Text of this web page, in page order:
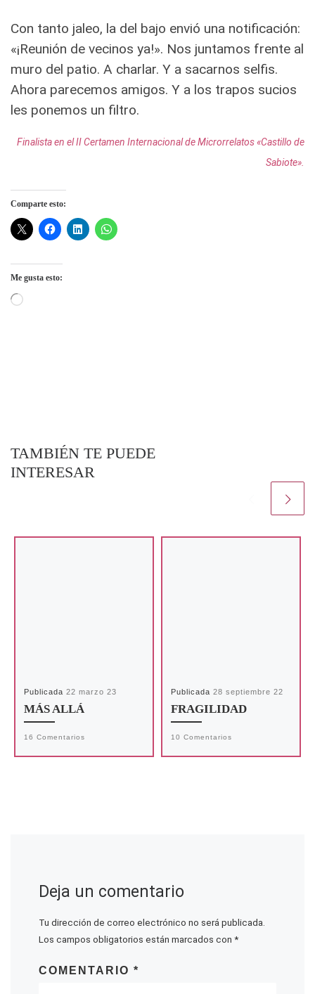
Con tanto jaleo, la del bajo envió una notificación:
«¡Reunión de vecinos ya!». Nos juntamos frente al
muro del patio. A charlar. Y a sacarnos selfis.
Ahora parecemos amigos. Y a los trapos sucios
les ponemos un filtro.
Finalista en el II Certamen Internacional de Microrrelatos «Castillo de
Sabiote».
Comparte esto:
Me gusta esto:
Cargando...
TAMBIÉN TE PUEDE
INTERESAR
Publicada22 marzo 23
MÁS ALLÁ
16 Comentarios
Publicada28 septiembre 22
FRAGILIDAD
10 Comentarios
Deja un comentario
Tu dirección de correo electrónico no será publicada.
Los campos obligatorios están marcados con *
COMENTARIO *